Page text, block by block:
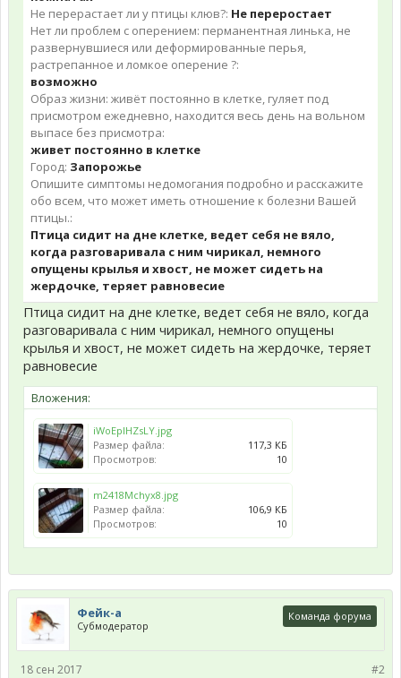
Не перерастает ли у птицы клюв?: Не переростает
Нет ли проблем с оперением: перманентная линька, не
развернувшиеся или деформированные перья,
растрепанное и ломкое оперение ?:
возможно
Образ жизни: живёт постоянно в клетке, гуляет под
присмотром ежедневно, находится весь день на вольном
выпасе без присмотра:
живет постоянно в клетке
Город: Запорожье
Опишите симптомы недомогания подробно и расскажите
обо всем, что может иметь отношение к болезни Вашей
птицы.:
Птица сидит на дне клетке, ведет себя не вяло,
когда разговаривала с ним чирикал, немного
опущены крылья и хвост, не может сидеть на
жердочке, теряет равновесие
Птица сидит на дне клетке, ведет себя не вяло, когда
разговаривала с ним чирикал, немного опущены
крылья и хвост, не может сидеть на жердочке, теряет
равновесие
Вложения:
iWoEplHZsLY.jpg
Размер файла:
117,3 КБ
Просмотров:
10
m2418Mchyx8.jpg
Размер файла:
106,9 КБ
Просмотров:
10
Фейк-а
Субмодератор
Команда форума
#2
18 сен 2017